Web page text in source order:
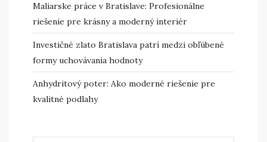
Maliarske práce v Bratislave: Profesionálne
riešenie pre krásny a moderný interiér
Investičné zlato Bratislava patrí medzi obľúbené
formy uchovávania hodnoty
Anhydritový poter: Ako moderné riešenie pre
kvalitné podlahy